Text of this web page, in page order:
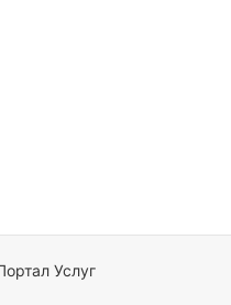
Услуг